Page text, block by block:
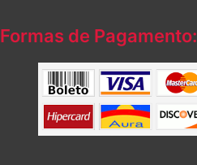
Formas de Pagamento: